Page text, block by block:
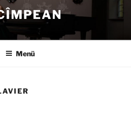
Menü